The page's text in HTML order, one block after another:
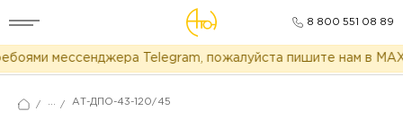
8 800 551 08 89
мессенджера Telegram, пожалуйста пишите нам в MAX
/ ... / АТ-ДПО-43-120/45